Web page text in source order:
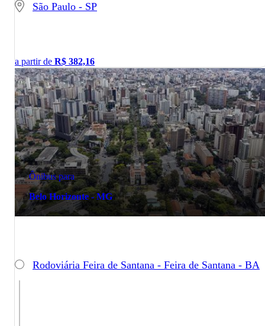
São Paulo - SP
a partir de R$ 382,16
Ônibus para
Belo Horizonte - MG
Rodoviária Feira de Santana - Feira de Santana - BA